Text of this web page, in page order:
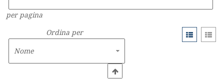
per pagina
Ordina per